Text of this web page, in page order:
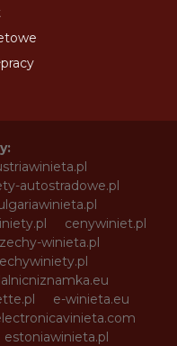
autostradowe.pl
cenywiniet.pl
winieta.pl
e-winieta.eu
estoniawinieta.pl